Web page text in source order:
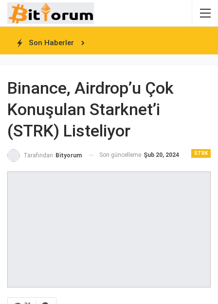
Son Haberler
Binance, Airdrop’u Çok
Konuşulan Starknet’i
(STRK) Listeliyor
STRK
Tarafından Bityorum Son güncelleme Şub 20, 2024